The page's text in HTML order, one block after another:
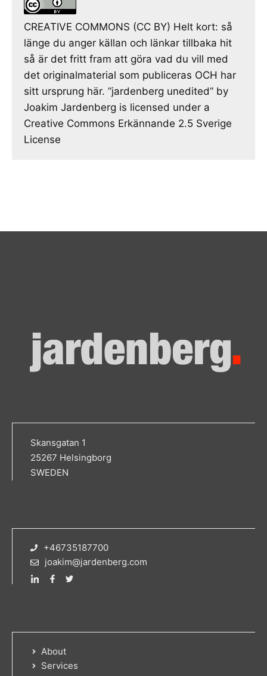
CREATIVE COMMONS (CC BY) Helt kort: så
länge du anger källan och länkar tillbaka hit
så är det fritt fram att göra vad du vill med
det originalmaterial som publiceras OCH har
sitt ursprung här. ”jardenberg unedited” by
Joakim Jardenberg is licensed under a
Creative Commons Erkännande 2.5 Sverige
License
Skansgatan 1
25267 Helsingborg
SWEDEN
+46735187700
joakim@jardenberg.com
About
Services